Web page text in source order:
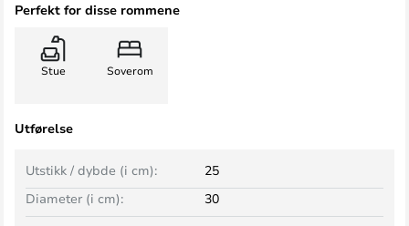
Perfekt for disse rommene
Stue Soverom
Utførelse
Utstikk / dybde (i cm):
25
Diameter (i cm):
30